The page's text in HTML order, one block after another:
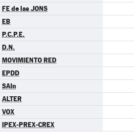
FE de las JONS
EB
P.C.P.E.
D.N.
MOVIMIENTO RED
EPDD
SAIn
ALTER
VOX
IPEX-PREX-CREX